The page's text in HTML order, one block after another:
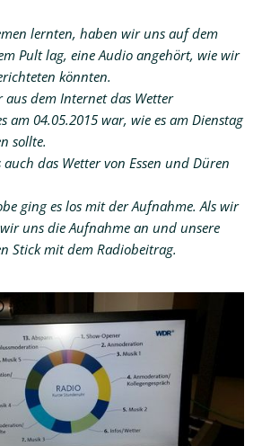
lernten, haben wir uns auf dem
Pult lag, eine Audio angehört, wie wir
könnten.
dem Internet das Wetter
am 04.05.2015 war, wie es am Dienstag
sollte.
das Wetter von Essen und Düren
ging es los mit der Aufnahme. Als wir
uns die Aufnahme an und unsere
Stick mit dem Radiobeitrag.